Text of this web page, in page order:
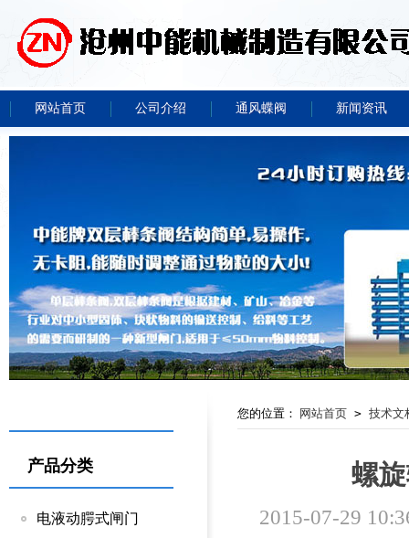
网站首页 公司介绍 通风蝶阀 新闻资讯
产品分类
电液动腭式闸门
您的位置： 网站首页 > 技术文
螺
2015-07-29